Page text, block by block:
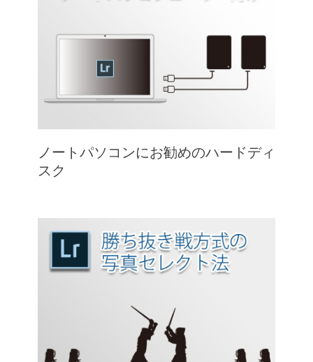
ノートパソコンにお勧めのハードディ
スク